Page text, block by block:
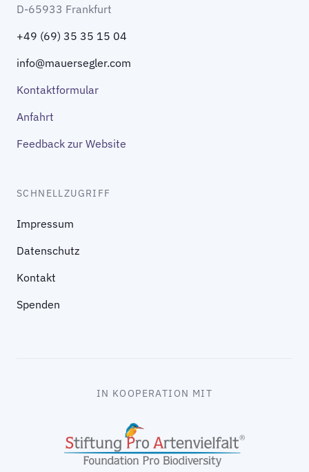
D-65933 Frankfurt
+49 (69) 35 35 15 04
info@mauersegler.com
Kontaktformular
Anfahrt
Feedback zur Website
SCHNELLZUGRIFF
Impressum
Datenschutz
Kontakt
Spenden
IN KOOPERATION MIT